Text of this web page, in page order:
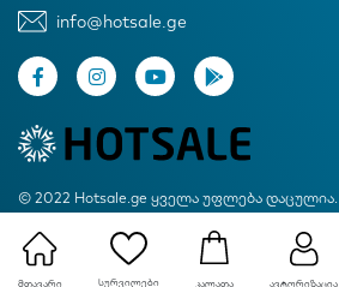
მთავარი სურვილები კალათა ავტორიზაცია
info@hotsale.ge
© 2022 Hotsale.ge ყველა უფლება დაცულია.
Created by Proservice